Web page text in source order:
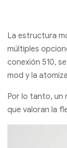
La estructura
múltiples
conexión 510,
mod y la
Por lo tanto, un
que valoran la